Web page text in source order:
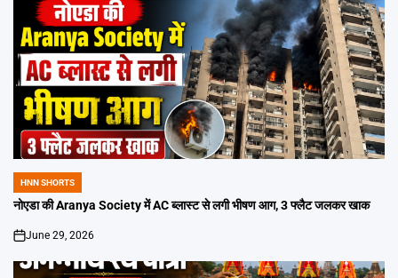
POSTED
IN
HNN SHORTS
नोएडा की Aranya Society में AC ब्लास्ट से लगी भीषण आग, 3 फ्लैट जलकर खाक
on
June 29, 2026